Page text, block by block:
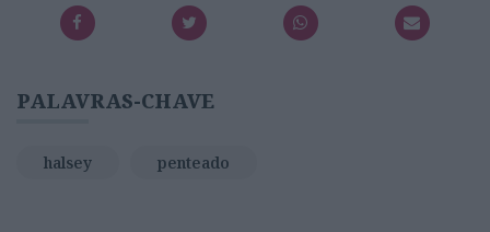
PALAVRAS-CHAVE
halsey penteado